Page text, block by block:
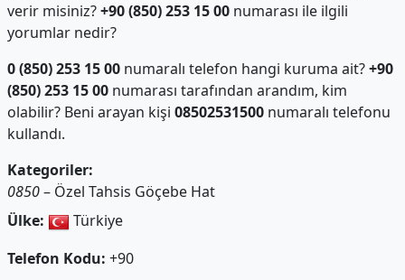
verir misiniz?+90 (850) 253 15 00numarası ile ilgili
yorumlar nedir?
0 (850) 253 15 00numaralı telefon hangi kuruma ait?+90
(850) 253 15 00numarası tarafından arandım, kim
olabilir? Beni arayan kişi 08502531500numaralı telefonu
kullandı.
Kategoriler:
0850– Özel Tahsis Göçebe Hat
Ülke:
Türkiye
Telefon Kodu: +90